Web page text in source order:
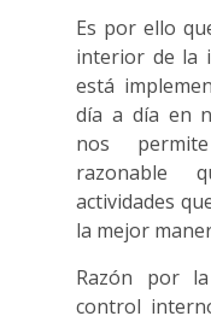
Es por ello
interior de la
está
día a día en
nos
razonable
actividades
la mejor
Razón por
control